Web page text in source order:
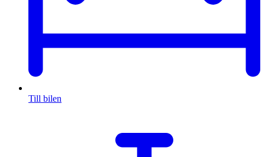
Till bilen